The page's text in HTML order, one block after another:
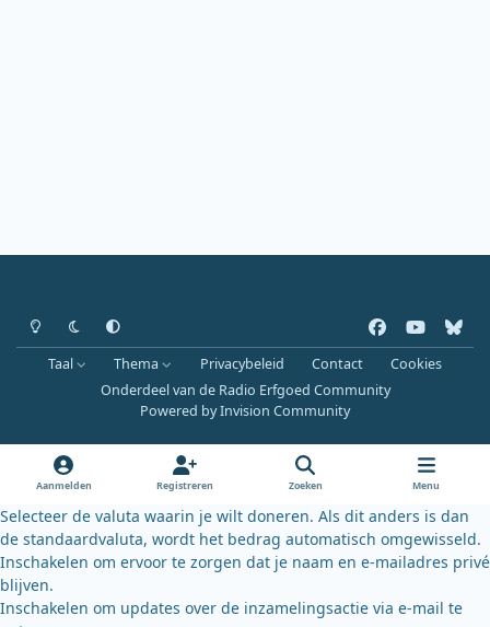
Heldere modus
Donkere modus
Systeemvoorkeur
a
c
e
k
o
u
b
l
u
k
y
Taal Thema Privacybeleid Contact
Cookies
Onderdeel van de Radio Erfgoed Community
Powered byInvision Community
Aanmelden Registreren Zoeken Menu
Selecteer de valuta waarin je wilt doneren. Als dit anders is dan
de standaardvaluta, wordt het bedrag automatisch omgewisseld.
Inschakelen om ervoor te zorgen dat je naam en e-mailadres privé
blijven.
Inschakelen om updates over de inzamelingsactie via e-mail te